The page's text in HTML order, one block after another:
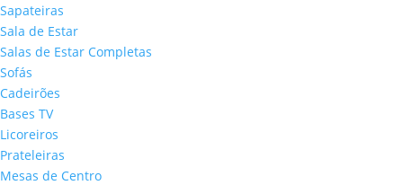
Sapateiras
Sala de Estar
Salas de Estar Completas
Sofás
Cadeirões
Bases TV
Licoreiros
Prateleiras
Mesas de Centro